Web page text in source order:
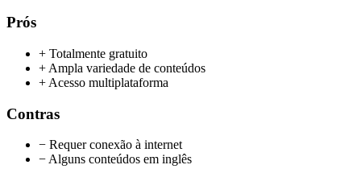
Prós
+ Totalmente gratuito
+ Ampla variedade de conteúdos
+ Acesso multiplataforma
Contras
− Requer conexão à internet
− Alguns conteúdos em inglês